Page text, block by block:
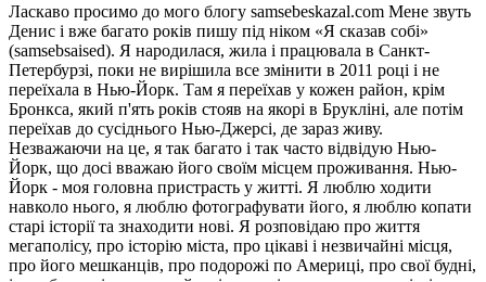
Ласкаво просимо до мого блогу samsebeskazal.com Мене звуть
Денис і вже багато років пишу під ніком «Я сказав собі»
(samsebsaised). Я народилася, жила і працювала в Санкт-
Петербурзі, поки не вирішила все змінити в 2011 році і не
переїхала в Нью-Йорк. Там я переїхав у кожен район, крім
Бронкса, який п'ять років стояв на якорі в Брукліні, але потім
переїхав до сусіднього Нью-Джерсі, де зараз живу.
Незважаючи на це, я так багато і так часто відвідую Нью-
Йорк, що досі вважаю його своїм місцем проживання. Нью-
Йорк - моя головна пристрасть у житті. Я люблю ходити
навколо нього, я люблю фотографувати його, я люблю копати
старі історії та знаходити нові. Я розповідаю про життя
мегаполісу, про історію міста, про цікаві і незвичайні місця,
про його мешканців, про подорожі по Америці, про свої будні,